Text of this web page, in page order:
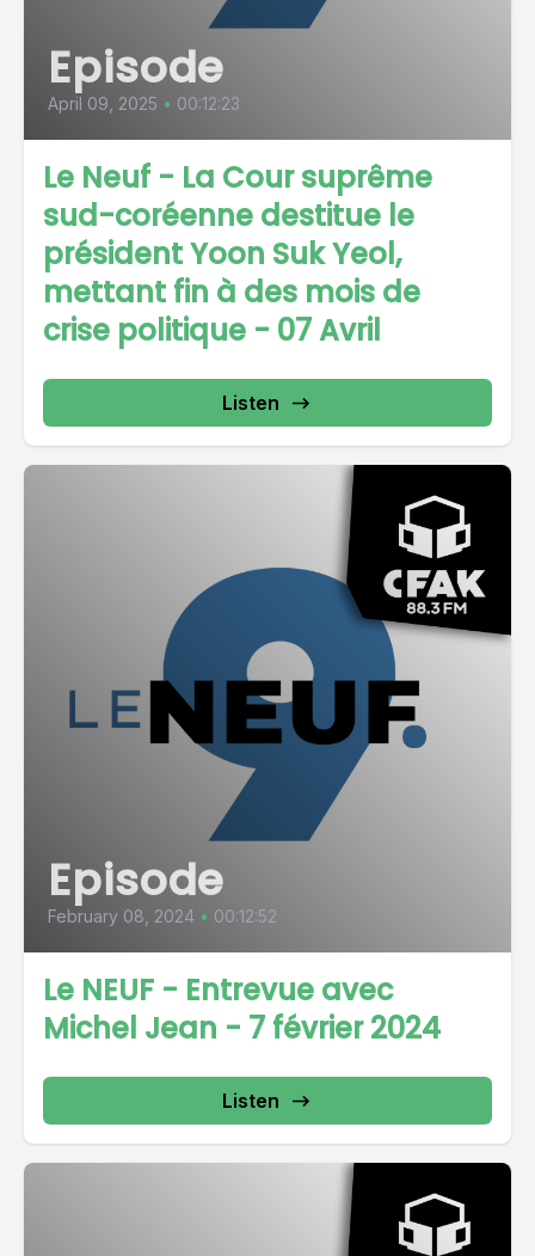
Episode
April 09, 2025 • 00:12:23
Le Neuf - La Cour suprême
sud-coréenne destitue le
président Yoon Suk Yeol,
mettant fin à des mois de
crise politique - 07 Avril
Listen
Episode
February 08, 2024 • 00:12:52
Le NEUF - Entrevue avec
Michel Jean - 7 février 2024
Listen